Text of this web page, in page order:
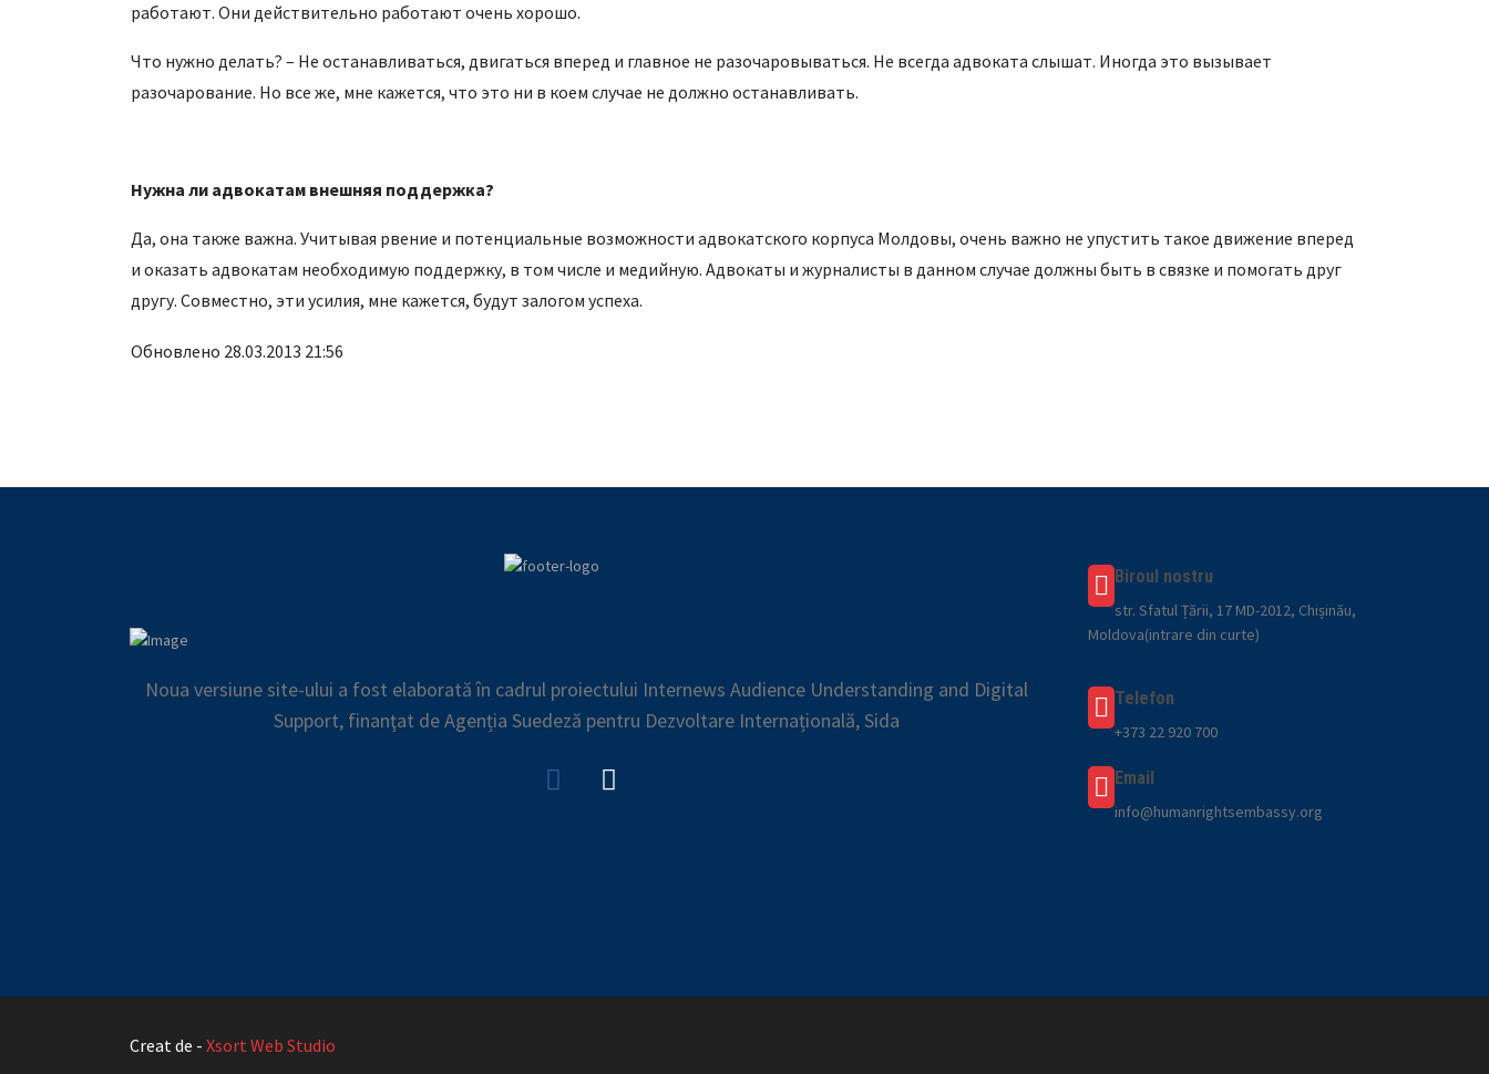
работают. Они действительно работают очень хорошо.
Что нужно делать? – Не останавливаться, двигаться вперед и главное не разочаровываться. Не всегда адвоката слышат. Иногда это вызывает
разочарование. Но все же, мне кажется, что это ни в коем случае не должно останавливать.
Нужна ли адвокатам внешняя поддержка?
Да, она также важна. Учитывая рвение и потенциальные возможности адвокатского корпуса Молдовы, очень важно не упустить такое движение вперед
и оказать адвокатам необходимую поддержку, в том числе и медийную. Адвокаты и журналисты в данном случае должны быть в связке и помогать друг
другу. Совместно, эти усилия, мне кажется, будут залогом успеха.
Обновлено 28.03.2013 21:56
Noua versiune site-ului a fost elaborată în cadrul proiectului Internews Audience Understanding and Digital
Support, finanţat de Agenția Suedeză pentru Dezvoltare Internațională, Sida
Biroul nostru
str. Sfatul Țării, 17 MD-2012, Chișinău,
Moldova(intrare din curte)
Telefon
+373 22 920 700
Email
info@humanrightsembassy.org
Creat de - Xsort Web Studio